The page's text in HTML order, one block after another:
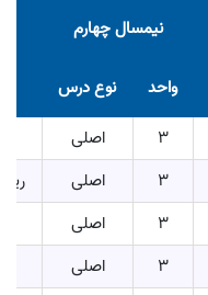
نیمسال چهارم
واحد
نوع درس
3 اصلی
3 اصلی
ریاضی
3
اصلی
3
اصلی